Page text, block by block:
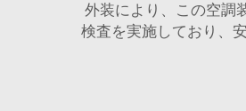
外装により、この空調
検査を実施しており、